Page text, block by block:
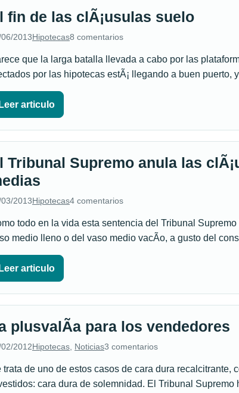
fin de las clÃ¡usulas suelo
2013Hipotecas8 comentarios
que la larga batalla llevada a cabo por las
por las hipotecas estÃ¡ llegando a buen puerto,
Leer articulo
Tribunal Supremo anula las
2013Hipotecas4 comentarios
todo en la vida esta sentencia del Tribunal
medio lleno o del vaso medio vacÃ­o, a gusto del
Leer articulo
plusvalÃ­a para los vendedores
2012Hipotecas Noticias3 comentarios
trata de uno de estos casos de cara dura recalcitrante,
cara dura de solemnidad. El Tribunal